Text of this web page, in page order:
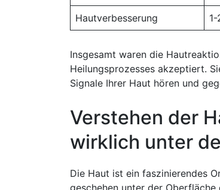
Hautverbesserung
Insgesamt waren die
Heilungsprozesses akzeptiert.
Signale Ihrer Haut hören und
Verstehen der
wirklich unter​
Die Haut ist⁤ ein faszinierendes
geschehen unter der